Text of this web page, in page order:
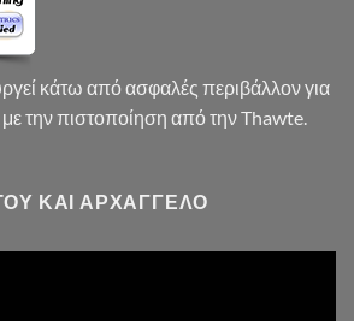
κάτω από ασφαλές περιβάλλον για
την πιστοποίηση από την Thawte.
ΚΑΙ ΑΡΧΆΓΓΕΛΟ